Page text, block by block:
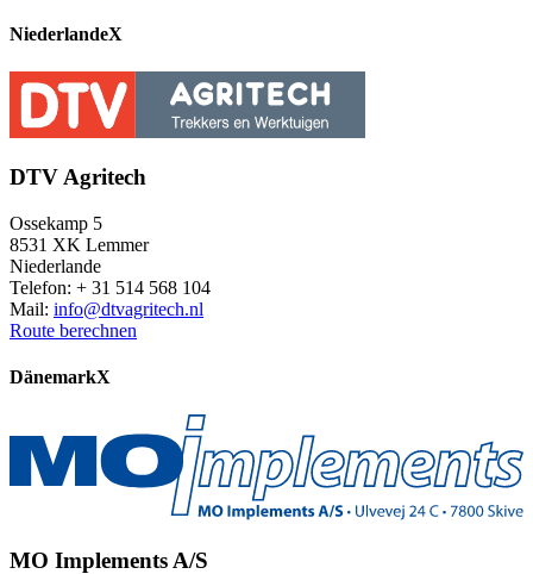
NiederlandeX
DTV Agritech
Ossekamp 5
8531 XK Lemmer
Niederlande
Telefon: + 31 514 568 104
Mail: info@dtvagritech.nl
Route berechnen
DänemarkX
MO Implements A/S